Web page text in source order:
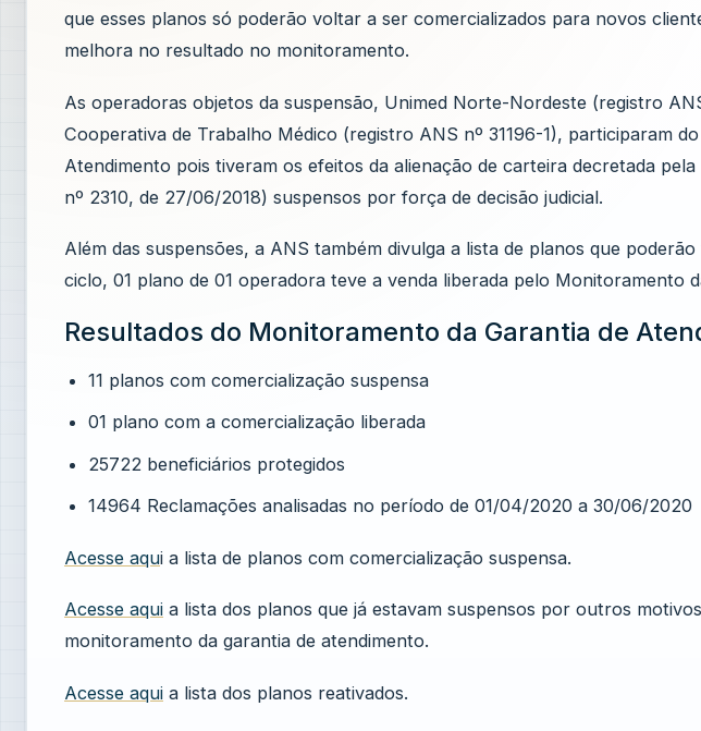
que esses planos só poderão voltar a ser comercializados para novos
melhora no resultado no monitoramento.
As operadoras objetos da suspensão, Unimed Norte-Nordeste (registro
Cooperativa de Trabalho Médico (registro ANS nº 31196-1), participaram
Atendimento pois tiveram os efeitos da alienação de carteira decretada
nº 2310, de 27/06/2018) suspensos por força de decisão judicial.
Além das suspensões, a ANS também divulga a lista de planos que
ciclo, 01 plano de 01 operadora teve a venda liberada pelo Monitoramento
Resultados do Monitoramento da Garantia de
11 planos com comercialização suspensa
01 plano com a comercialização liberada
25722 beneficiários protegidos
14964 Reclamações analisadas no período de 01/04/2020 a 30/06/2020
Acesse aqui a lista de planos com comercialização suspensa.
Acesse aqui a lista dos planos que já estavam suspensos por outros
monitoramento da garantia de atendimento.
Acesse aqui a lista dos planos reativados.